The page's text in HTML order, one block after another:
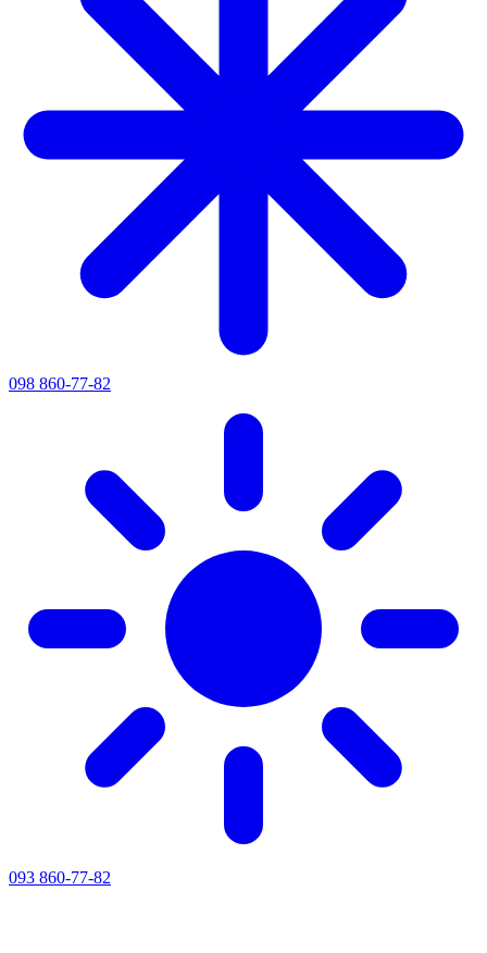
098 860-77-82
093 860-77-82